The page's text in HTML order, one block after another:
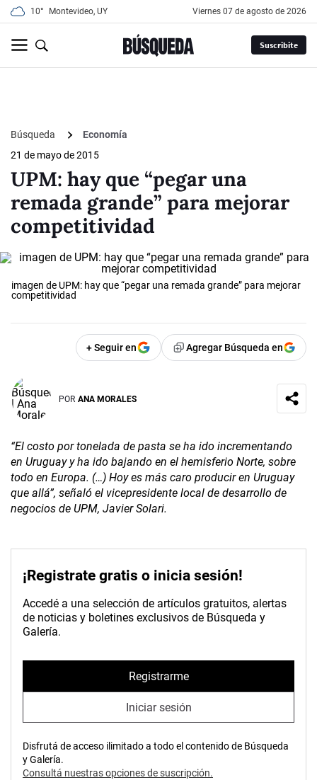
10° Montevideo, UY viernes 07 de agosto de 2026
Suscribite
Búsqueda
Economía
21 de mayo de 2015
UPM: hay que “pegar una
remada grande” para mejorar
competitividad
imagen de UPM: hay que “pegar una remada grande” para mejorar
competitividad
+ Seguir en Agregar Búsqueda en
POR ANA MORALES
“El costo por tonelada de pasta se ha ido incrementando
en Uruguay y ha ido bajando en el hemisferio Norte, sobre
todo en Europa. (…) Hoy es más caro producir en Uruguay
que allá”, señaló el vicepresidente local de desarrollo de
negocios de UPM, Javier Solari.
¡Registrate gratis o inicia sesión!
Accedé a una selección de artículos gratuitos, alertas
de noticias y boletines exclusivos de Búsqueda y
Galería.
Registrarme
Iniciar sesión
Disfrutá de acceso ilimitado a todo el contenido de Búsqueda
y Galería.
Consultá nuestras opciones de suscripción.